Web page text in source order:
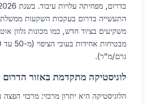
התעשייה בדרום בעקבות השקעות
משקיעים בציוד חדש, כמו מכונות גלוון
גרם/מ"ר).
לוגיסטיקה מתקדמת באזור הדרום
הלוגיסטיקה היא יתרון מרכזי: מרכזי